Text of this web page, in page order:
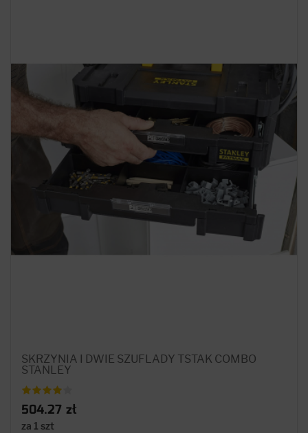
SKRZYNIA I DWIE SZUFLADY TSTAK COMBO
STANLEY
504.27 zł
za 1 szt